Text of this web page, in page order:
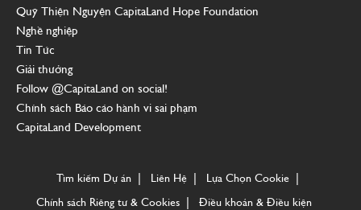
Quỹ Thiện Nguyện CapitaLand Hope Foundation
Nghề nghiệp
Tin Tức
Giải thưởng
Follow @CapitaLand on social!
Chính sách Báo cáo hành vi sai phạm
CapitaLand Development
Tìm kiếm Dự án Liên Hệ
Lựa Chọn Cookie
Chính sách Riêng tư & Cookies
Điều khoản & Điều kiện